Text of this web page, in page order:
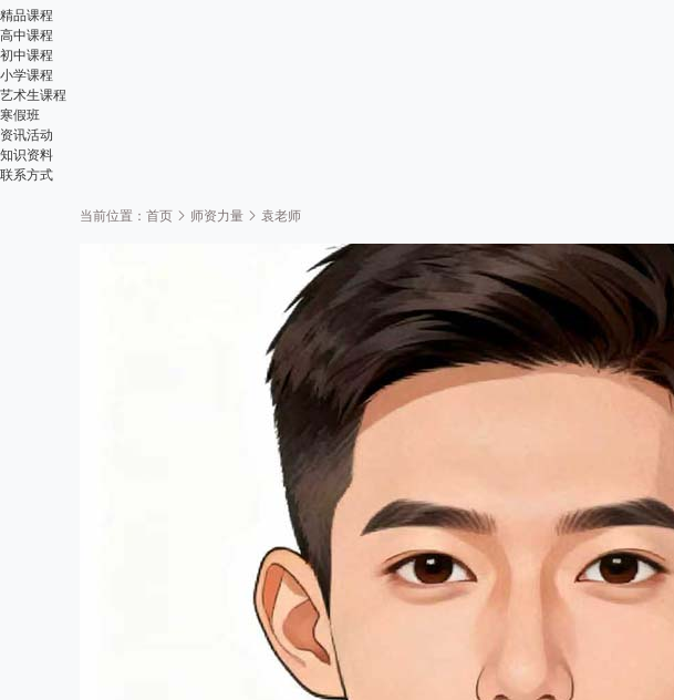
精品课程
高中课程
初中课程
小学课程
艺术生课程
寒假班
资讯活动
知识资料
联系方式
当前位置： 首页 师资力量 袁老师